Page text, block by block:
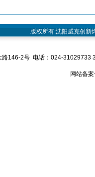
版权所有:沈阳威克创
路146-2号 电话：024-
网站备